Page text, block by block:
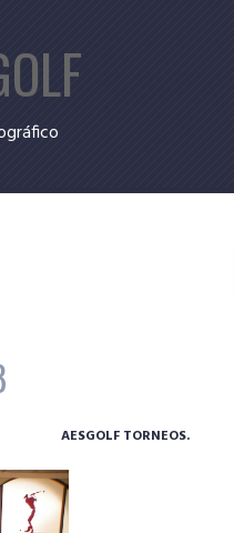
AESGOLF TORNEOS.